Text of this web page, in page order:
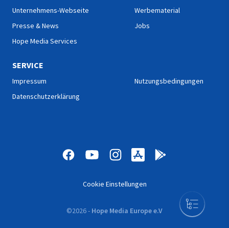
Unternehmens-Webseite
Presse & News
Hope Media Services
Werbematerial
Jobs
SERVICE
Impressum
Datenschutzerklärung
Nutzungsbedingungen
Cookie Einstellungen
©2026- Hope Media Europe e.V